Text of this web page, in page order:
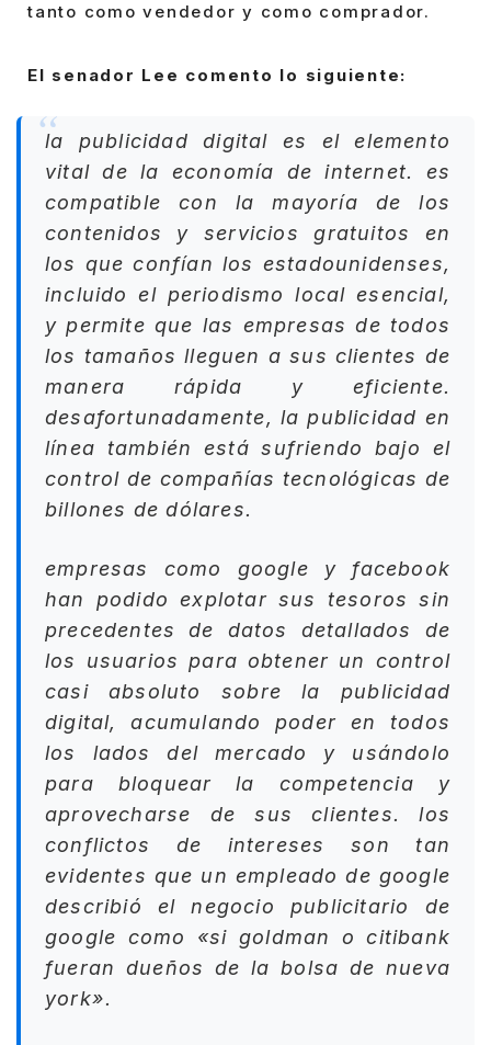
tanto como vendedor y como comprador.
El senador Lee comento lo siguiente:
la publicidad digital es el elemento
vital de la economía de internet. es
compatible con la mayoría de los
contenidos y servicios gratuitos en
los que confían los estadounidenses,
incluido el periodismo local esencial,
y permite que las empresas de todos
los tamaños lleguen a sus clientes de
manera rápida y eficiente.
desafortunadamente, la publicidad en
línea también está sufriendo bajo el
control de compañías tecnológicas de
billones de dólares.
empresas como google y facebook
han podido explotar sus tesoros sin
precedentes de datos detallados de
los usuarios para obtener un control
casi absoluto sobre la publicidad
digital, acumulando poder en todos
los lados del mercado y usándolo
para bloquear la competencia y
aprovecharse de sus clientes. los
conflictos de intereses son tan
evidentes que un empleado de google
describió el negocio publicitario de
google como «si goldman o citibank
fueran dueños de la bolsa de nueva
york».